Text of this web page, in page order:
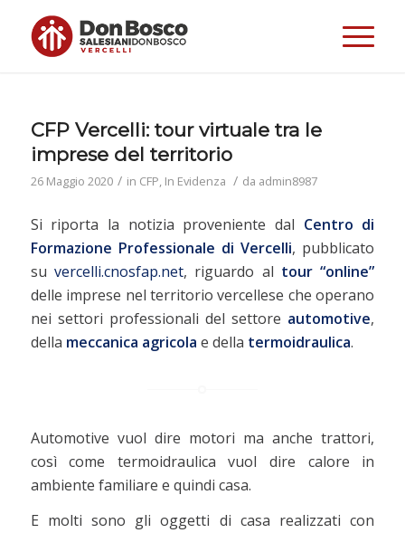
CFP Vercelli: tour virtuale tra le
imprese del territorio
26 Maggio 2020 / in CFP, In Evidenza / da admin8987
Si riporta la notizia proveniente dal Centro di
Formazione Professionale di Vercelli, pubblicato
su vercelli.cnosfap.net, riguardo al tour “online”
delle imprese nel territorio vercellese che operano
nei settori professionali del settore automotive,
della meccanica agricola e della termoidraulica.
Automotive vuol dire motori ma anche trattori,
così come termoidraulica vuol dire calore in
ambiente familiare e quindi casa.
E molti sono gli oggetti di casa realizzati con